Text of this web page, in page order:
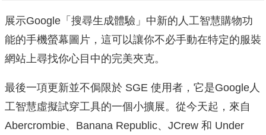
展示Google「搜尋生成體驗」中新的人工智慧購物功
能的手機螢幕圖片，這可以讓你不必手動在特定的服裝
網站上尋找你心目中的完美夾克。
最後一項更新並不侷限於 SGE 使用者，它是Google人
工智慧虛擬試穿工具的一個小擴展。從今天起，來自
Abercrombie、Banana Republic、JCrew 和 Under